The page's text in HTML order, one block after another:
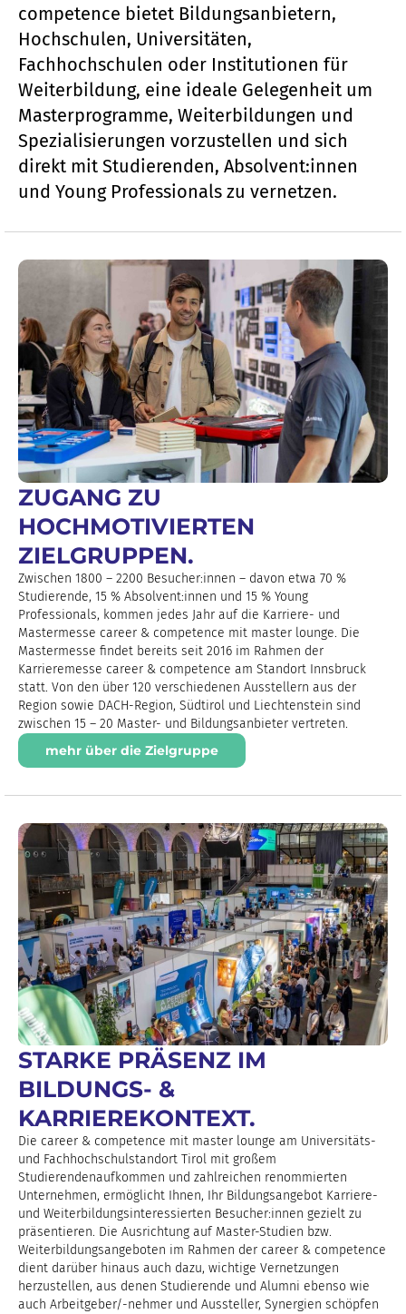
competence bietet Bildungsanbietern,
Hochschulen, Universitäten,
Fachhochschulen oder Institutionen für
Weiterbildung, eine ideale Gelegenheit um
Masterprogramme, Weiterbildungen und
Spezialisierungen vorzustellen und sich
direkt mit Studierenden, Absolvent:innen
und Young Professionals zu vernetzen.
ZUGANG ZU
HOCHMOTIVIERTEN
ZIELGRUPPEN.
Zwischen 1800 – 2200 Besucher:innen – davon etwa 70 %
Studierende, 15 % Absolvent:innen und 15 % Young
Professionals, kommen jedes Jahr auf die Karriere- und
Mastermesse career & competence mit master lounge. Die
Mastermesse findet bereits seit 2016 im Rahmen der
Karrieremesse career & competence am Standort Innsbruck
statt. Von den über 120 verschiedenen Ausstellern aus der
Region sowie DACH-Region, Südtirol und Liechtenstein sind
zwischen 15 – 20 Master- und Bildungsanbieter vertreten.
mehr über die Zielgruppe
STARKE PRÄSENZ IM
BILDUNGS- &
KARRIEREKONTEXT.
Die career & competence mit master lounge am Universitäts-
und Fachhochschulstandort Tirol mit großem
Studierendenaufkommen und zahlreichen renommierten
Unternehmen, ermöglicht Ihnen, Ihr Bildungsangebot Karriere-
und Weiterbildungsinteressierten Besucher:innen gezielt zu
präsentieren. Die Ausrichtung auf Master-Studien bzw.
Weiterbildungsangeboten im Rahmen der career & competence
dient darüber hinaus auch dazu, wichtige Vernetzungen
herzustellen, aus denen Studierende und Alumni ebenso wie
auch Arbeitgeber/-nehmer und Aussteller, Synergien schöpfen